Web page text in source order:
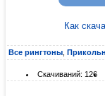
Как
Все рингтоны
Скачиваний: 126